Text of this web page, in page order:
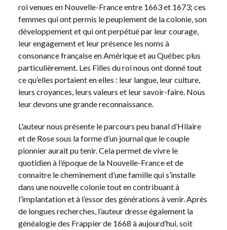
roi venues en Nouvelle-France entre 1663 et 1673; ces
femmes qui ont permis le peuplement de la colonie, son
développement et qui ont perpétué par leur courage,
leur engagement et leur présence les noms à
consonance française en Amérique et au Québec plus
particulièrement. Les Filles du roi nous ont donné tout
ce qu’elles portaient en elles : leur langue, leur culture,
leurs croyances, leurs valeurs et leur savoir-faire. Nous
leur devons une grande reconnaissance.
L'auteur nous présente le parcours peu banal d’Hilaire
et de Rose sous la forme d’un journal que le couple
pionnier aurait pu tenir. Cela permet de vivre le
quotidien à l’époque de la Nouvelle-France et de
connaitre le cheminement d’une famille qui s’installe
dans une nouvelle colonie tout en contribuant à
l’implantation et à l’essor des générations à venir. Après
de longues recherches, l’auteur dresse également la
généalogie des Frappier de 1668 à aujourd’hui, soit